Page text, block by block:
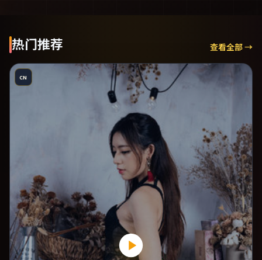
热门推荐 查看全部 →
CN